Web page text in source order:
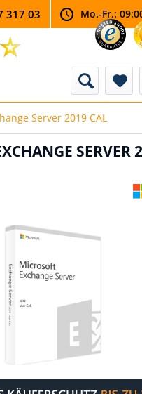
317 03 Mo.-Fr.:
Server 2019 CAL
SERVER